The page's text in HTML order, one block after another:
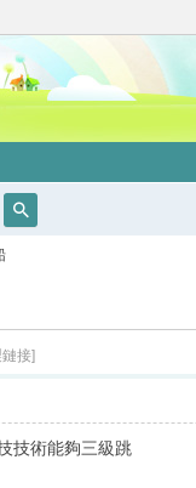
鏈接]
技術能夠三級跳